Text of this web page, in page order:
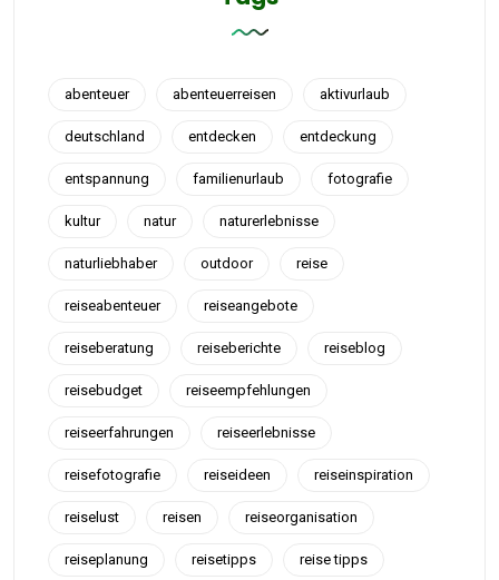
abenteuer abenteuerreisen aktivurlaub
deutschland entdecken entdeckung
entspannung familienurlaub fotografie
kultur natur naturerlebnisse
naturliebhaber outdoor reise
reiseabenteuer reiseangebote
reiseberatung reiseberichte reiseblog
reisebudget reiseempfehlungen
reiseerfahrungen reiseerlebnisse
reisefotografie reiseideen reiseinspiration
reiselust reisen reiseorganisation
reiseplanung reisetipps reise tipps